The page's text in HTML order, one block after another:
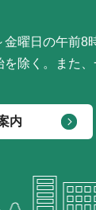
金曜日の午前8
を除く。また、
内